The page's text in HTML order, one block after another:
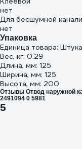
нет
Для бесшумной
нет
Упаковка
Единица товара: Штука
Вес, кг: 0.29
Длина, мм: 125
Ширина, мм: 125
Высота, мм: 200
Отзывы Отвод наружной
2491094 0 5981
5